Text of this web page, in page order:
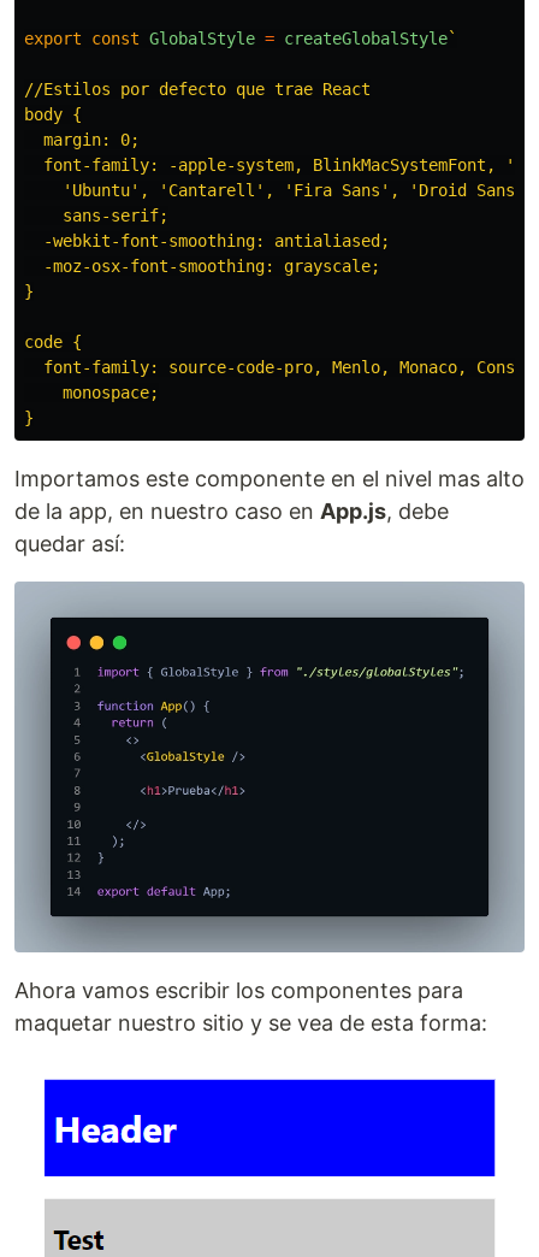
export const GlobalStyle = createGlobalStyle`
//Estilos por defecto que trae React
body {
  margin: 0;
font-family: -apple-system, BlinkMacSystemFont,
'Ubuntu', 'Cantarell', 'Fira Sans', 'Droid
    sans-serif;
  -webkit-font-smoothing: antialiased;
  -moz-osx-font-smoothing: grayscale;
}
code {
font-family: source-code-pro, Menlo, Monaco,
    monospace;
Importamos este componente en el nivel mas alto
de la app, en nuestro caso en App.js, debe
quedar así:
Ahora vamos escribir los componentes para
maquetar nuestro sitio y se vea de esta forma: